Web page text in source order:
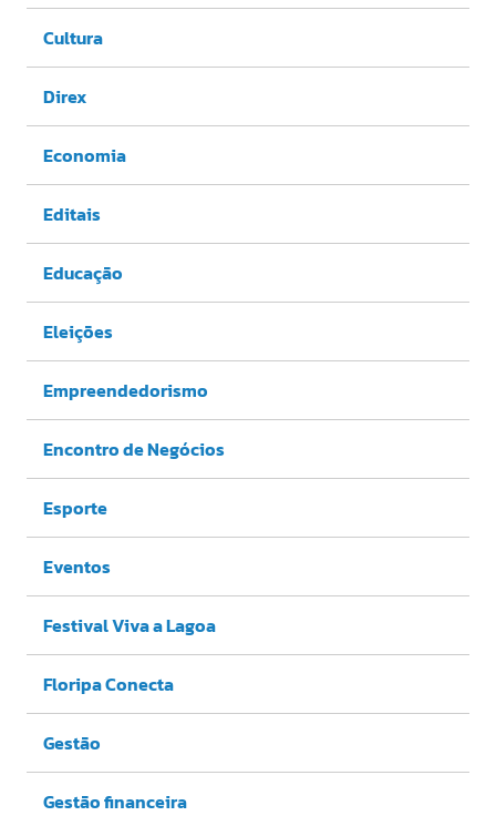
Cultura
Direx
Economia
Editais
Educação
Eleições
Empreendedorismo
Encontro de Negócios
Esporte
Eventos
Festival Viva a Lagoa
Floripa Conecta
Gestão
Gestão financeira